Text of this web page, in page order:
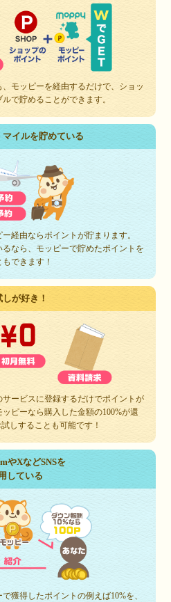
モッピーを経由するだけで、ショッ
で貯めることができます。
イルを貯めている
経由ならポイントが貯まります。
なら、モッピーで貯めたポイントを
できます！
しが好き！
ービスに登録するだけでポイントが
ピーなら購入した金額の100%が還
しすることも可能です！
やXなどSNSを
している
獲得したポイントの例えば10%を、